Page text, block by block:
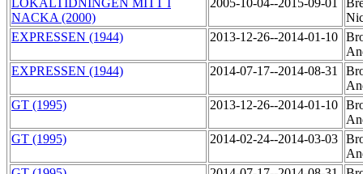
LOKALTIDNINGEN MITT I
NACKA (2000)
2005-10-04--2015-09-01
EXPRESSEN (1944)
2013-12-26--2014-01-10
EXPRESSEN (1944)
2014-07-17--2014-08-31
GT (1995)
2013-12-26--2014-01-10
GT (1995)
2014-02-24--2014-03-03